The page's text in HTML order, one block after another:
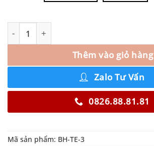
Thêm vào giỏ hàng
Zalo Tư Vấn
0826.88.81.81
Mã sản phẩm: BH-TE-3